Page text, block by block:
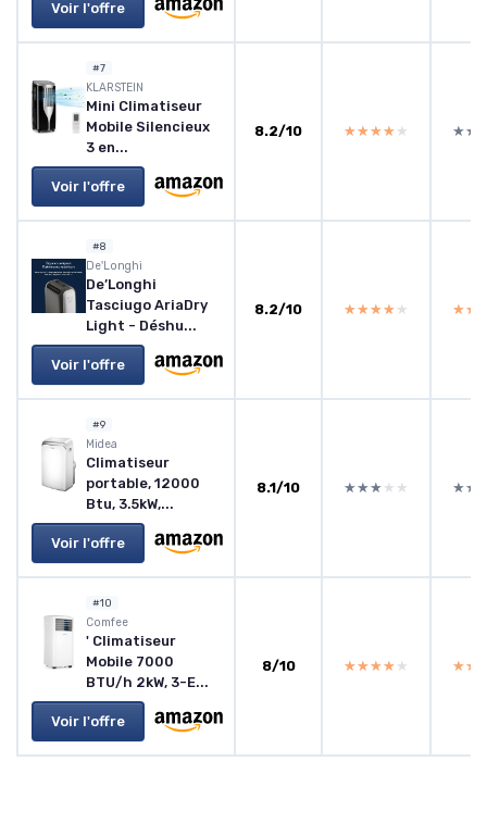
Voir l'offre
#7
KLARSTEIN
Mini Climatiseur
Mobile Silencieux
3 en...
Voir l'offre
8.2/10 ★★★★★
★★★★★
#8
‎De'Longhi
De’Longhi
Tasciugo AriaDry
Light - Déshu...
Voir l'offre
8.2/10 ★★★★★
★★★★★
#9
Midea
Climatiseur
portable, 12000
Btu, 3.5kW,...
Voir l'offre
8.1/10 ★★★★★
★★★★★
#10
Comfee
' Climatiseur
Mobile 7000
BTU/h 2kW, 3-E...
Voir l'offre
8/10 ★★★★★
★★★★★